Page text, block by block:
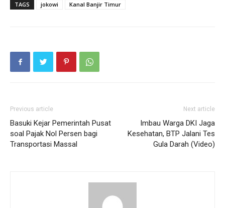
TAGS jokowi Kanal Banjir Timur
Previous article
Basuki Kejar Pemerintah Pusat
soal Pajak Nol Persen bagi
Transportasi Massal
Next article
Imbau Warga DKI Jaga
Kesehatan, BTP Jalani Tes
Gula Darah (Video)